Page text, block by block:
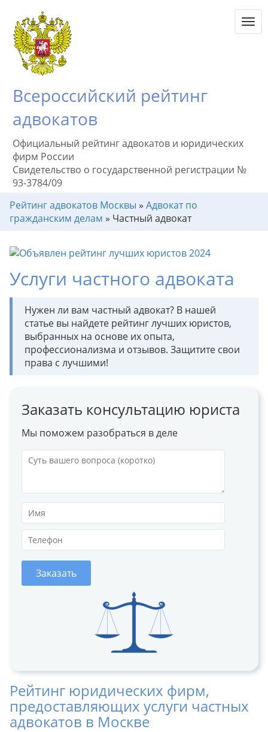
Всероссийский рейтинг
адвокатов
Официальный рейтинг адвокатов и юридических
фирм России
Свидетельство о государственной регистрации №
93-3784/09
Рейтинг адвокатов Москвы » Адвокат по
гражданским делам » Частный адвокат
Услуги частного адвоката
Нужен ли вам частный адвокат? В нашей
статье вы найдете рейтинг лучших юристов,
выбранных на основе их опыта,
профессионализма и отзывов. Защитите свои
права с лучшими!
Заказать консультацию юриста
Мы поможем разобраться в деле
Заказать
Рейтинг юридических фирм,
предоставляющих услуги частных
адвокатов в Москве